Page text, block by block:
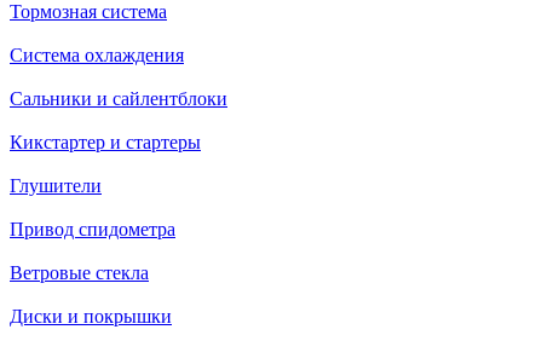
Тормозная система
Система охлаждения
Сальники и сайлентблоки
Кикстартер и стартеры
Глушители
Привод спидометра
Ветровые стекла
Диски и покрышки